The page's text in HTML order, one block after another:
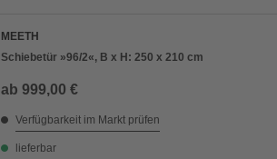
MEETH
Schiebetür »96/2«, B x H: 250 x 210 cm
ab 999,00 €
Verfügbarkeit im Markt prüfen
lieferbar